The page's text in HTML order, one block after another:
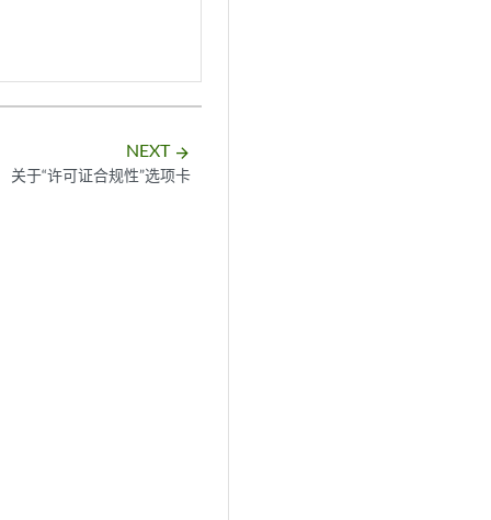
NEXT arrow_forward
关于“许可证合规性”选项卡